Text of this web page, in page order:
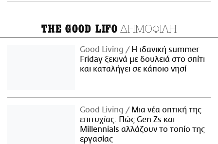
THE GOOD LIFO ΔΗΜΟΦΙΛΗ
Good Living
Η ιδανική summer
Friday ξεκινά με δουλειά στο σπίτι
και καταλήγει σε κάποιο νησί
Good Living
Μια νέα οπτική της
επιτυχίας: Πώς Gen Zs και
Millennials αλλάζουν το τοπίο της
εργασίας